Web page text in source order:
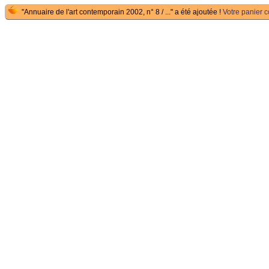
"Annuaire de l'art contemporain 2002, n° 8 / ..." a été ajoutée ! Votre panier